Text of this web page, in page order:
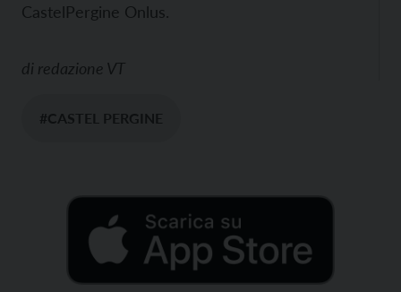
CastelPergine Onlus.
di redazione VT
#CASTEL PERGINE